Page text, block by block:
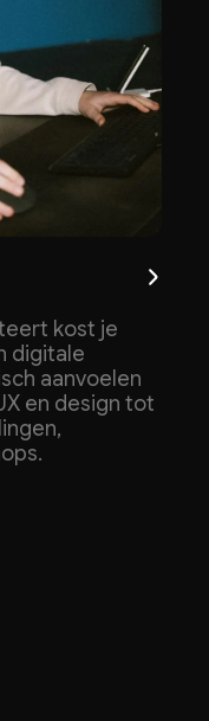
kost je
digitale
aanvoelen
en design tot